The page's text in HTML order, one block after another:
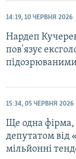
14:19, 10 ЧЕРВНЯ 2026
Нардеп
пов'язує
підозрюваними
15:34, 05 ЧЕРВНЯ 2026
Ще одна фірма,
депутатом
мільйонні